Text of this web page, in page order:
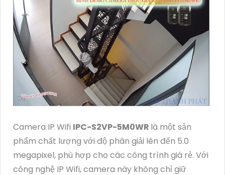
Camera IP Wifi IPC-S2VP-5M0WR là một sản
phẩm chất lượng với độ phân giải lên đến 5.0
megapixel, phù hợp cho các công trình giá rẻ. Với
công nghệ IP Wifi, camera này không chỉ giữ